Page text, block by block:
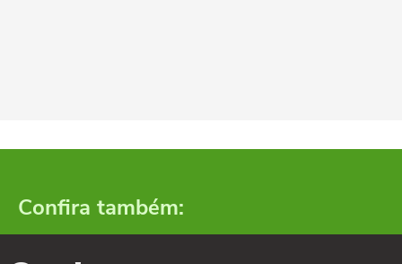
Confira também: